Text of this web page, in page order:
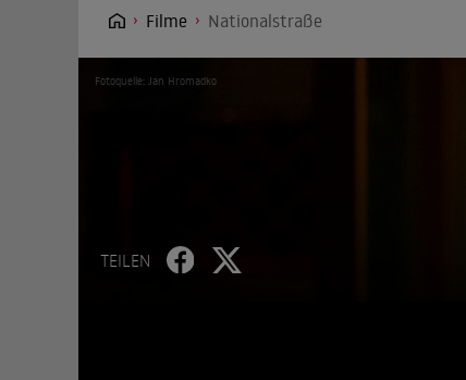
Filme Nationalstraße
Fotoquelle: Jan Hromadko
TEILEN